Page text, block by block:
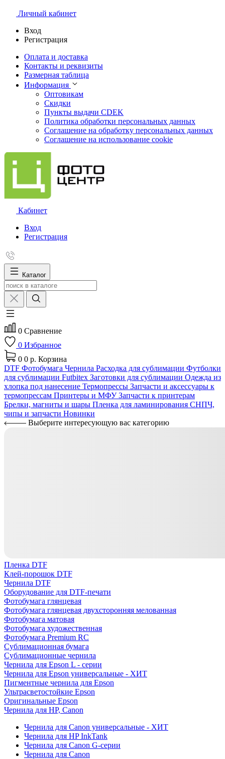
Личный кабинет
Вход
Регистрация
Оплата и доставка
Контакты и реквизиты
Размерная таблица
Информация
Оптовикам
Скидки
Пункты выдачи CDEK
Политика обработки персональных данных
Соглашение на обработку персональных данных
Соглашение на использование cookie
Кабинет
Вход
Регистрация
Каталог
0 Сравнение
0 Избранное
0 0 р. Корзина
DTF Фотобумага Чернила Расходка для сублимации Футболки
для сублимации Futbitex Заготовки для сублимации Одежда из
хлопка под нанесение Термопрессы Запчасти и аксессуары к
термопрессам Принтеры и МФУЗапчасти к принтерам
Брелки, магниты и шары Пленка для ламинирования СНПЧ,
чипы и запчасти Новинки
Выберите интересующую вас категорию
Пленка DTF
Клей-порошок DTF
Чернила DTF
Оборудование для DTF-печати
Фотобумага глянцевая
Фотобумага глянцевая двухсторонняя мелованная
Фотобумага матовая
Фотобумага художественная
Фотобумага Premium RC
Сублимационная бумага
Сублимационные чернила
Чернила для Epson L - серии
Чернила для Epson универсальные - ХИТ
Пигментные чернила для Epson
Ультрасветостойкие Epson
Оригинальные Epson
Чернила для HP, Canon
Чернила для Canon универсальные - ХИТ
Чернила для HP InkTank
Чернила для Canon G-серии
Чернила для Canon